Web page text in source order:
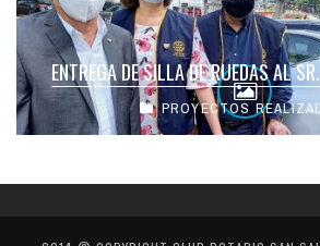
ENTREGA DE SILLA DE RUEDAS AL
PROYECTOS